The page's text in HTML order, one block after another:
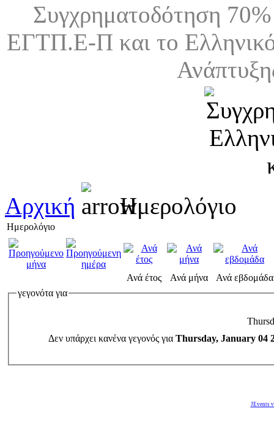
Συγχρηματοδότηση
ΕΓΤΠ.Ε-Π και το
Αρχική Ημερολόγιο
Ημερολόγιο
Ανά έτος Ανά μήνα
Ανά εβδομάδα
γεγονότα για
Δεν υπάρχει κανένα γεγονός για Thursday, January 04
JEvents